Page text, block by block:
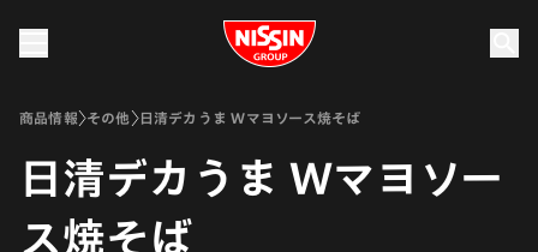
Nissin Group
商品情報 その他 日清デカうま Wマヨソース焼そば
日清デカうま Wマヨソー
ス焼そば